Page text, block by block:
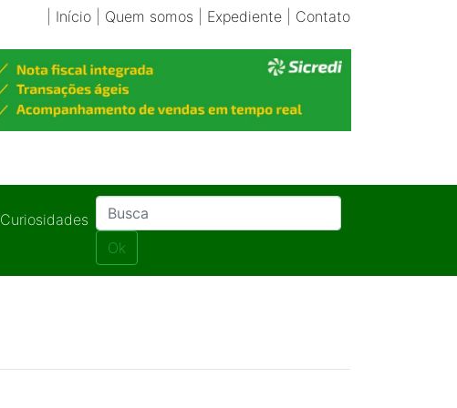
Início| Quem somos Expediente| Contato
Curiosidades
Ok